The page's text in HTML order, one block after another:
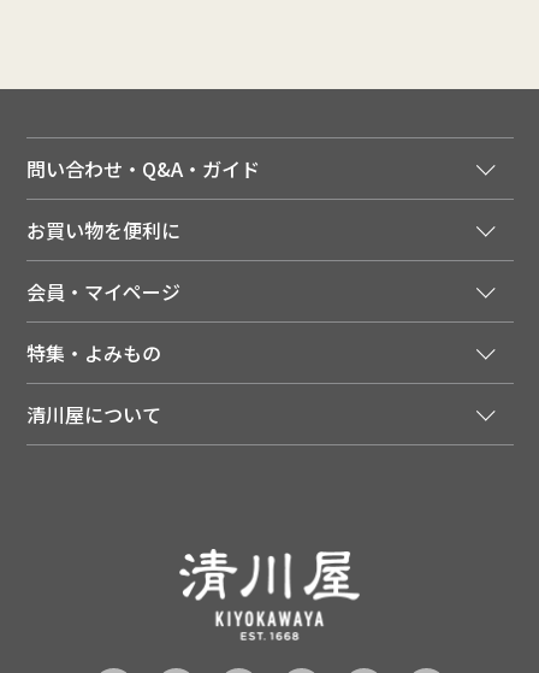
問い合わせ・Q&A・ガイド
ご利用ガイド
領収書について
送料について
配達日について
返品について
よくあるご質問（FAQ）
あんしんの品質保証について（産直品）
品質保証について（通常品）
お買い物を便利に
季節のカタログを無料でお届け
店舗・ECポイント共通アプリ
LINEお友だち登録
会員・マイページ
会員特典について
注文履歴
特集・よみもの
メディア掲載商品
清川屋のレビューを見る
清川屋について